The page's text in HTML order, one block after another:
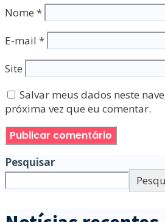
Nome *
E-mail *
Site
Salvar meus dados neste
próxima vez que eu comentar.
Pesquisar